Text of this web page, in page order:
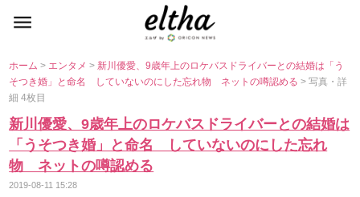
ホーム> エンタメ> 新川優愛、9歳年上のロケバスドライバーとの結婚は「う
そつき婚」と命名 していないのにした忘れ物 ネットの噂認める> 写真・詳
細 4枚目
新川優愛、9歳年上のロケバスドライバーとの結婚は
「うそつき婚」と命名 していないのにした忘れ
物 ネットの噂認める
2019-08-11 15:28